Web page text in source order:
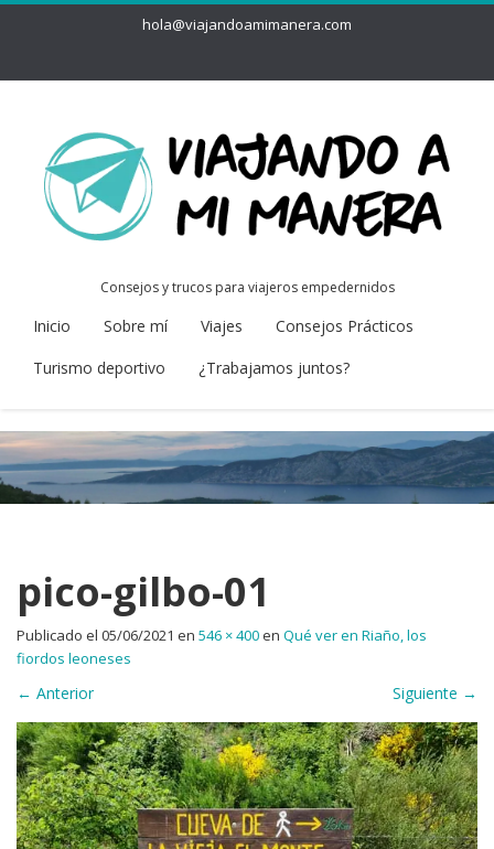
hola@viajandoamimanera.com
Consejos y trucos para viajeros empedernidos
Inicio Sobre mí Viajes
Consejos Prácticos
Turismo deportivo
¿Trabajamos juntos?
pico-gilbo-01
Publicado el 05/06/2021 en 546 × 400en Qué ver en Riaño, los
fiordos leoneses
← Anterior Siguiente →